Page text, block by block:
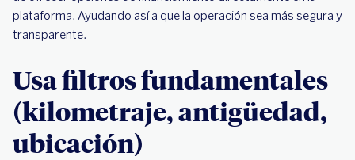
plataforma. Ayudando así a que la operación sea más segura y
transparente.
Usa filtros fundamentales
(kilometraje, antigüedad,
ubicación)